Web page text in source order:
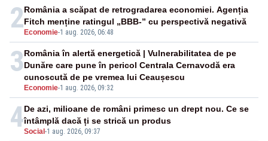
2 Economie-1 aug. 2026, 06:48
România a scăpat de retrogradarea economiei. Agenția
Fitch menține ratingul „BBB-” cu perspectivă negativă
3
Economie-1 aug. 2026, 09:32
România în alertă energetică | Vulnerabilitatea de pe
Dunăre care pune în pericol Centrala Cernavodă era
cunoscută de pe vremea lui Ceaușescu
4Social -1 aug. 2026, 09:37
De azi, milioane de români primesc un drept nou. Ce se
întâmplă dacă ți se strică un produs